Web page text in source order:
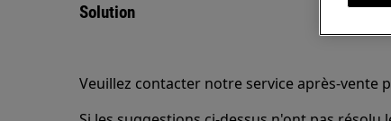
Solution
Veuillez contacter notre service après-vente